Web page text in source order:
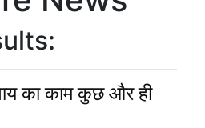
का काम कुछ और ही